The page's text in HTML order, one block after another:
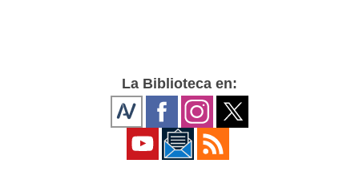
La Biblioteca en: